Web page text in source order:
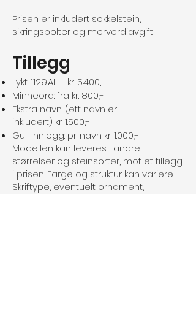
Prisen er inkludert sokkelstein,
sikringsbolter og merverdiavgift
Tillegg
Lykt: 1129.AL – kr. 5.400,-
Minneord: fra kr. 800,-
Ekstra navn: (ett navn er
inkludert) kr. 1.500,-
Gull innlegg: pr. navn kr. 1.000,-
Modellen kan leveres i andre
størrelser og steinsorter, mot et tillegg
i prisen. Farge og struktur kan variere.
Skriftype, eventuelt ornament,